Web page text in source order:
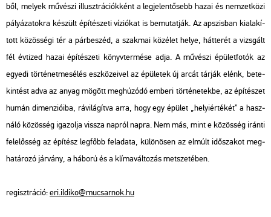
ből, me­lyek mű­vé­szi il­luszt­rá­ci­ók­ként a leg­je­len­tő­sebb hazai és nem­zet­kö­zi
pá­lyá­za­tok­ra ké­szült épí­té­sze­ti ví­zi­ó­kat is be­mu­tat­ják. Az ap­szis­ban ki­ala­kí­
tott kö­zös­sé­gi tér a pár­be­széd, a szak­mai köz­élet helye, hát­te­rét a vizs­gált
fél év­ti­zed hazai épí­té­sze­ti könyv­ter­mé­se adja. A mű­vé­szi épü­let­fo­tók az
egye­di tör­té­net­me­sé­lés esz­kö­ze­i­vel az épü­le­tek új arcát tár­ják elénk, be­te­
kin­tést adva az anyag mö­gött meg­hú­zó­dó em­be­ri tör­té­ne­tek­be, az épí­té­szet
humán di­men­zi­ó­i­ba, rá­vi­lá­gít­va arra, hogy egy épü­let „he­lyi­ér­té­két” a hasz­
ná­ló kö­zös­ség iga­zol­ja vissza nap­ról napra. Nem más, mint e kö­zös­ség irán­ti
fe­le­lős­ség az épí­tész leg­főbb fel­ada­ta, kü­lö­nö­sen az el­múlt idő­sza­kot meg­
ha­tá­ro­zó jár­vány, a há­bo­rú és a klí­ma­vál­to­zás met­sze­té­ben.
re­giszt­rá­ció:eri.​il­di­ko@​mu­csar­nok.​hu